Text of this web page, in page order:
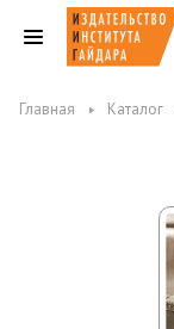
Главная Каталог